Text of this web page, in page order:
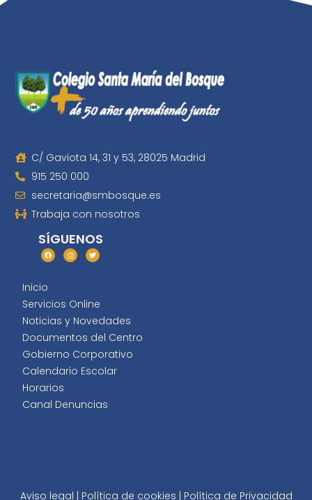
C/ Gaviota 14, 31 y 53, 28025 Madrid
915 250 000
secretaria@smbosque.es
Trabaja con nosotros
Inicio
Servicios Online
Noticias y Novedades
Documentos del Centro
Gobierno Corporativo
Calendario Escolar
Horarios
Canal Denuncias
SÍGUENOS
Aviso legal | Política de cookies | Política de Privacidad